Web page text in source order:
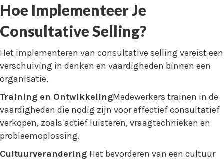
Hoe Implementeer Je
Consultative Selling?
Het implementeren van consultative selling vereist een
verschuiving in denken en vaardigheden binnen een
organisatie.
Training en OntwikkelingMedewerkers trainen in de
vaardigheden die nodig zijn voor effectief consultatief
verkopen, zoals actief luisteren, vraagtechnieken en
probleemoplossing.
Cultuurverandering Het bevorderen van een cultuur